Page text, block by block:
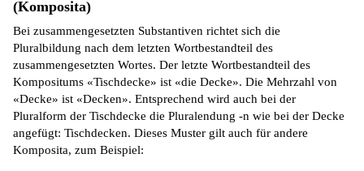
(Komposita)
Bei zusammengesetzten Substantiven richtet sich die
Pluralbildung nach dem letzten Wortbestandteil des
zusammengesetzten Wortes. Der letzte Wortbestandteil des
Kompositums «Tischdecke» ist «die Decke». Die Mehrzahl von
«Decke» ist «Decken». Entsprechend wird auch bei der
Pluralform der Tischdecke die Pluralendung -n wie bei der Decke
angefügt: Tischdecken. Dieses Muster gilt auch für andere
Komposita, zum Beispiel: